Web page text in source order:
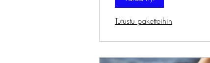
Tutustu paketteihin